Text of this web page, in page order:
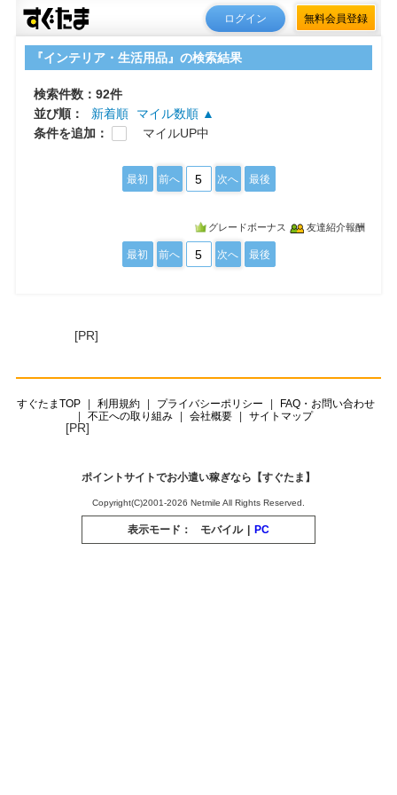
ログイン 無料会員登録
『インテリア・生活用品』の検索結果
検索件数：92件
並び順：
新着順
マイル数順 ▲
条件を追加：
マイルUP中
最初 前へ 5 次へ 最後
グレードボーナス 友達紹介報酬
最初 前へ 5 次へ 最後
[PR]
すぐたまTOP 利用規約 プライバシーポリシー
FAQ・お問い合わせ
不正への取り組み
会社概要 サイトマップ
[PR]
ポイントサイトでお小遣い稼ぎなら【すぐたま】
Copyright(C)2001-2026 Netmile All Rights Reserved.
表示モード： モバイル PC